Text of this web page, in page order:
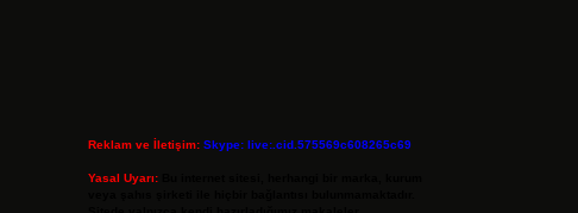
Reklam ve İletişim: Skype: live:.cid.575569c608265c69
Yasal Uyarı: